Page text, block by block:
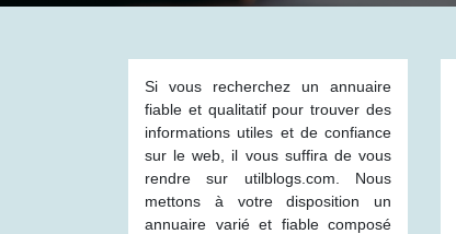
Si vous recherchez un annuaire
fiable et qualitatif pour trouver des
informations utiles et de confiance
sur le web, il vous suffira de vous
rendre sur utilblogs.com. Nous
mettons à votre disposition un
annuaire varié et fiable composé